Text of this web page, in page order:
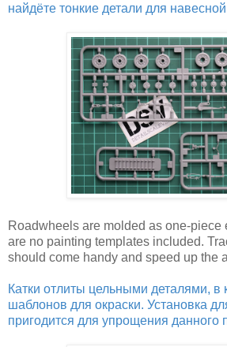
найдёте тонкие детали для
Roadwheels are molded as one-piece
are no painting templates included.
should come handy and speed up the
Катки отлиты цельными деталями, в
шаблонов для окраски. Установка
пригодится для упрощения данного